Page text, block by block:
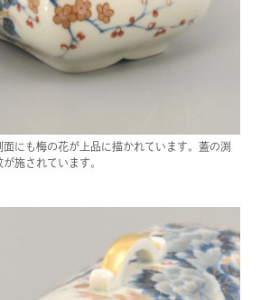
にも梅の花が上品に描かれています。蓋の渕
施されています。